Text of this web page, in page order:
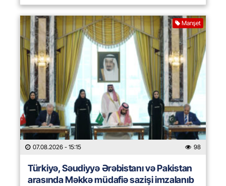
Manşet
07.08.2026 - 15:15 98
Türkiyə, Səudiyyə Ərəbistanı və Pakistan
arasında Məkkə müdafiə sazişi imzalanıb